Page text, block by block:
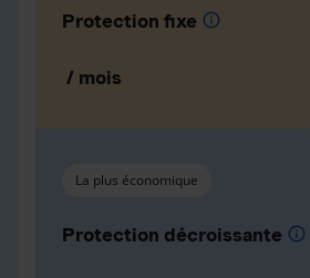
Protection fixe info
/ mois
La plus économique
Protection décroissante info